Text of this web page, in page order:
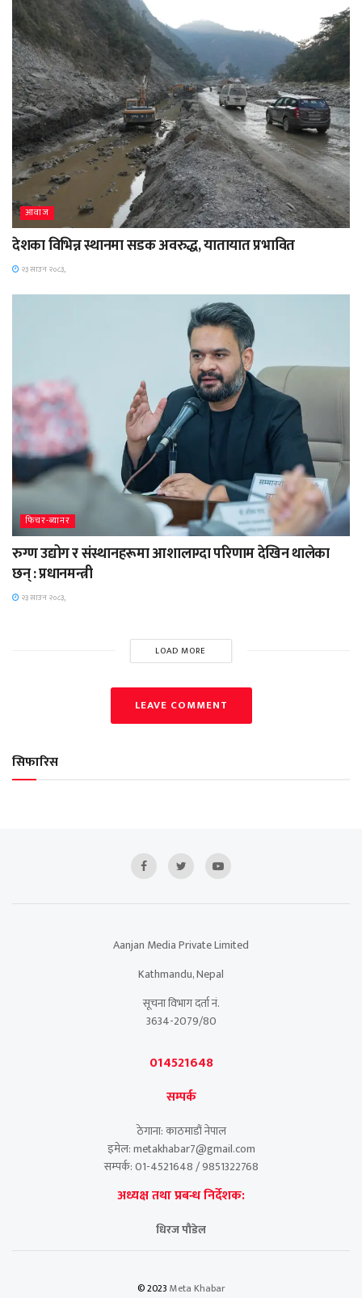
आवाज
देशका विभिन्न स्थानमा सडक अवरुद्ध, यातायात प्रभावित
२३ साउन २०८३,
फिचर-ब्यानर
रुग्ण उद्योग र संस्थानहरूमा आशालाग्दा परिणाम देखिन थालेका
छन् : प्रधानमन्त्री
२३ साउन २०८३,
LOAD MORE
LEAVE COMMENT
सिफारिस
Aanjan Media Private Limited
Kathmandu, Nepal
सूचना विभाग दर्ता नं.
3634-2079/80
014521648
सम्पर्क
ठेगाना: काठमाडौं नेपाल
इमेल: metakhabar7@gmail.com
सम्पर्क: 01-4521648 / 9851322768
अध्यक्ष तथा प्रबन्ध निर्देशक:
धिरज पौडेल
© 2023 Meta Khabar